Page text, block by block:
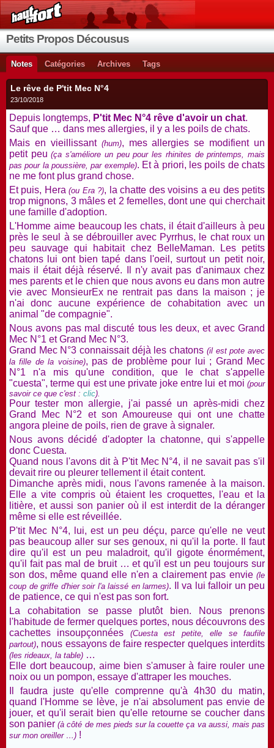
Petits Propos Décousus
Notes Catégories Archives Tags
Le rêve de P'tit Mec N°4
23/10/2018
Depuis longtemps, P'tit Mec N°4 rêve d'avoir un chat.
Sauf que … dans mes allergies, il y a les poils de chats.
Mais en vieillissant (hum), mes allergies se modifient un
petit peu(ça s'améliore un peu pour les rhinites de printemps, mais
pas pour la poussière, par exemple). Et à priori, les poils de chats
ne me font plus grand chose.
Et puis, Hera(ou Era ?), la chatte des voisins a eu des petits
trop mignons, 3 mâles et 2 femelles, dont une qui cherchait
une famille d'adoption.
L'Homme aime beaucoup les chats, il était d'ailleurs à peu
près le seul à se débrouiller avec Pyrrhus, le chat roux un
peu sauvage qui habitait chez BelleMaman. Les petits
chatons lui ont bien tapé dans l'oeil, surtout un petit noir,
mais il était déjà réservé. Il n'y avait pas d'animaux chez
mes parents et le chien que nous avons eu dans mon autre
vie avec MonsieurEx ne rentrait pas dans la maison ; je
n'ai donc aucune expérience de cohabitation avec un
animal "de compagnie".
Nous avons pas mal discuté tous les deux, et avec Grand
Mec N°1 et Grand Mec N°3.
Grand Mec N°3 connaissait déjà les chatons (il est pote avec
la fille de la voisine), pas de problème pour lui ; Grand Mec
N°1 n'a mis qu'une condition, que le chat s'appelle
"cuesta", terme qui est une private joke entre lui et moi (pour
savoir ce que c'est : clic).
Pour tester mon allergie, j'ai passé un après-midi chez
Grand Mec N°2 et son Amoureuse qui ont une chatte
angora pleine de poils, rien de grave à signaler.
Nous avons décidé d'adopter la chatonne, qui s'appelle
donc Cuesta.
Quand nous l'avons dit à P'tit Mec N°4, il ne savait pas s'il
devait rire ou pleurer tellement il était content.
Dimanche après midi, nous l'avons ramenée à la maison.
Elle a vite compris où étaient les croquettes, l'eau et la
litière, et aussi son panier où il est interdit de la déranger
même si elle est réveillée.
P'tit Mec N°4, lui, est un peu déçu, parce qu'elle ne veut
pas beaucoup aller sur ses genoux, ni qu'il la porte. Il faut
dire qu'il est un peu maladroit, qu'il gigote énormément,
qu'il fait pas mal de bruit … et qu'il est un peu toujours sur
son dos, même quand elle n'en a clairement pas envie (le
coup de griffe d'hier soir l'a laissé en larmes). Il va lui falloir un peu
de patience, ce qui n'est pas son fort.
La cohabitation se passe plutôt bien. Nous prenons
l'habitude de fermer quelques portes, nous découvrons des
cachettes insoupçonnées (Cuesta est petite, elle se faufile
partout), nous essayons de faire respecter quelques interdits
(les rideaux, la table) …
Elle dort beaucoup, aime bien s'amuser à faire rouler une
noix ou un pompon, essaye d'attraper les mouches.
Il faudra juste qu'elle comprenne qu'à 4h30 du matin,
quand l'Homme se lève, je n'ai absolument pas envie de
jouer, et qu'il serait bien qu'elle retourne se coucher dans
son panier(à côté de mes pieds sur la couette ça va aussi, mais pas
sur mon oreiller …) !